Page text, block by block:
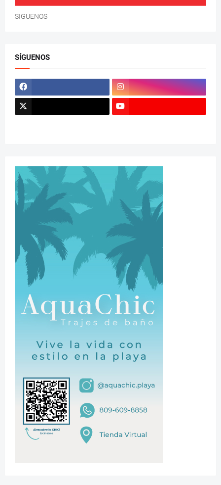
SIGUENOS
SÍGUENOS